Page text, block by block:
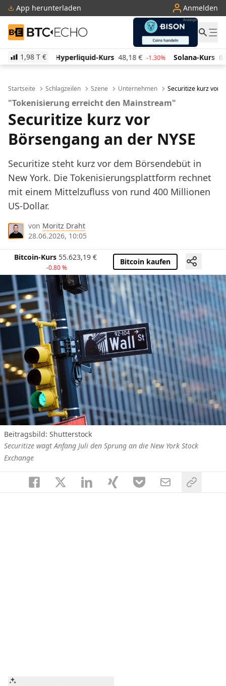
App herunterladen Anmelden
BTC-ECHO
1,98 T €
Kurs 48,18 € -1.30% Solana-Kurs 63,04 € -1.80% TRON-
Startseite Schlagzeilen Szene Unternehmen Securitize kurz vor
"Tokenisierung erreicht den Mainstream"
Securitize kurz vor
Börsengang an der NYSE
Securitize steht kurz vor dem Börsendebüt in
New York. Die Tokenisierungsplattform rechnet
mit einem Mittelzufluss von rund 400 Millionen
US-Dollar.
von Moritz Draht
28.06.2026, 10:05
Bitcoin-Kurs 55.623,19 €
-0.80 %
Bitcoin kaufen
Beitragsbild: Shutterstock
Securitize wagt Anfang Juli den Sprung an die New York Stock
Exchange